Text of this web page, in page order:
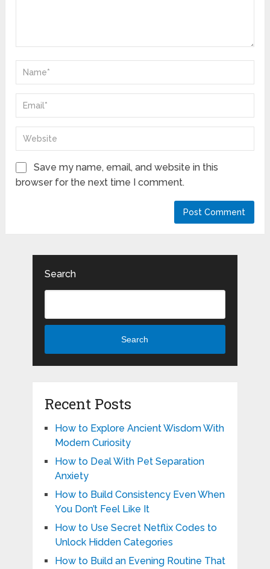
Save my name, email, and website in this
browser for the next time I comment.
Search
Search
Recent Posts
How to Explore Ancient Wisdom With
Modern Curiosity
How to Deal With Pet Separation
Anxiety
How to Build Consistency Even When
You Don’t Feel Like It
How to Use Secret Netflix Codes to
Unlock Hidden Categories
How to Build an Evening Routine That